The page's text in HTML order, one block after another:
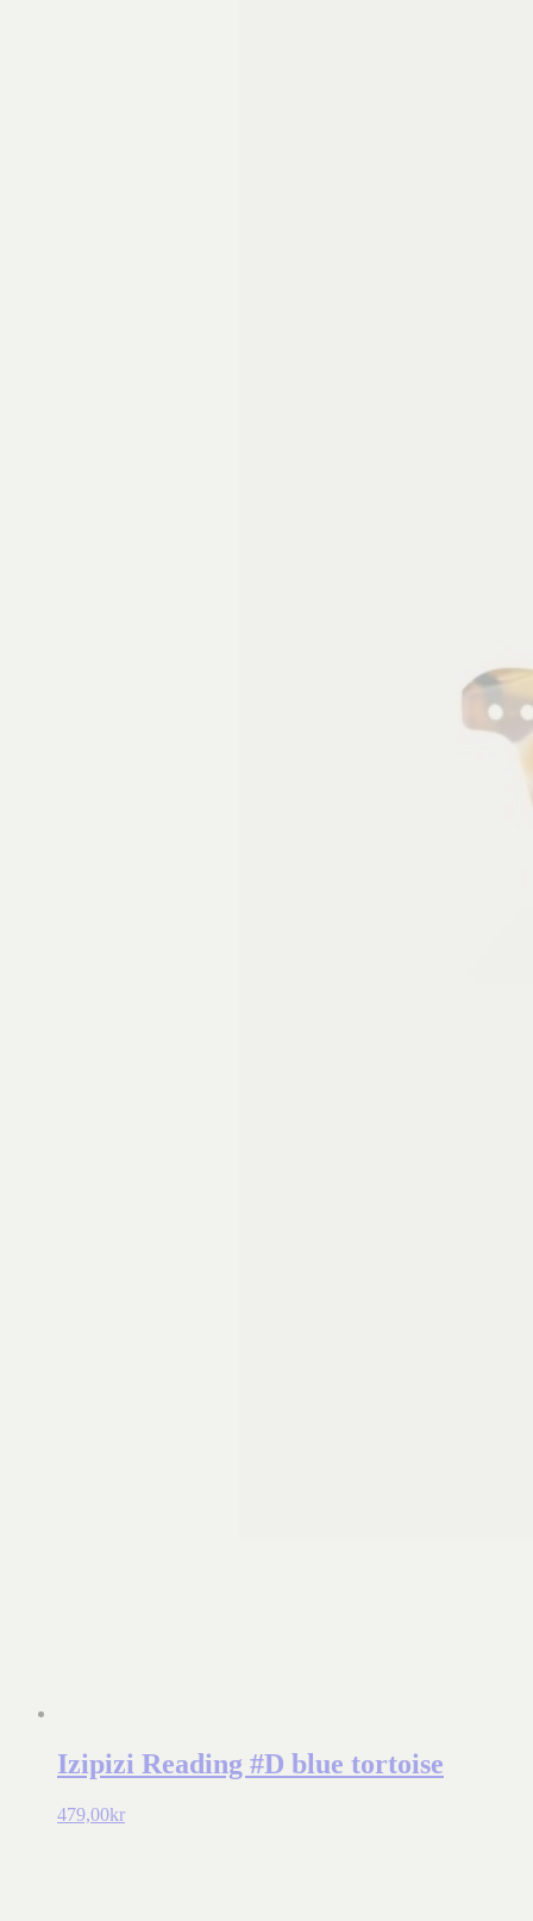
Izipizi Reading #D blue tortoise
479,00kr